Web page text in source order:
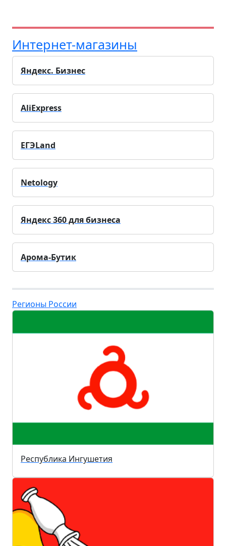
Интернет-магазины
Яндекс. Бизнес
AliExpress
ЕГЭLand
Netology
Яндекс 360 для бизнеса
Арома-Бутик
Регионы России
Республика Ингушетия